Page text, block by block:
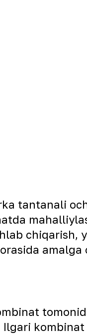
tantanali
chiqarish,
amalga
Ilgari